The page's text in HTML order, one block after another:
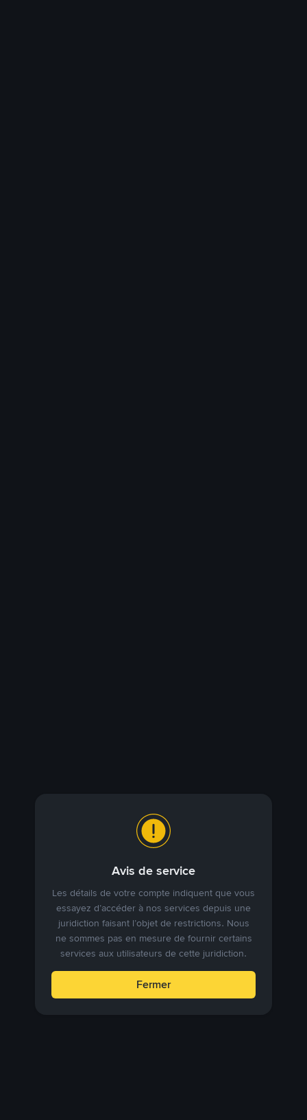
Avis de service
Les détails de votre compte indiquent que vous
essayez d’accéder à nos services depuis une
juridiction faisant l’objet de restrictions. Nous
ne sommes pas en mesure de fournir certains
services aux utilisateurs de cette juridiction.
Fermer